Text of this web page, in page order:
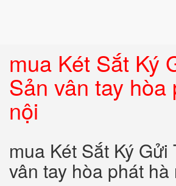
mua Két Sắt Ký
Sản vân tay hòa
nội
mua Két Sắt Ký Gửi
vân tay hòa phát hà